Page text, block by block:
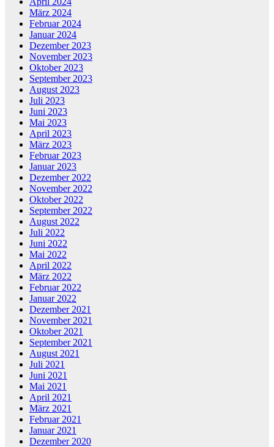
März 2024
Februar 2024
Januar 2024
Dezember 2023
November 2023
Oktober 2023
September 2023
August 2023
Juli 2023
Juni 2023
Mai 2023
April 2023
März 2023
Februar 2023
Januar 2023
Dezember 2022
November 2022
Oktober 2022
September 2022
August 2022
Juli 2022
Juni 2022
Mai 2022
April 2022
März 2022
Februar 2022
Januar 2022
Dezember 2021
November 2021
Oktober 2021
September 2021
August 2021
Juli 2021
Juni 2021
Mai 2021
April 2021
März 2021
Februar 2021
Januar 2021
Dezember 2020